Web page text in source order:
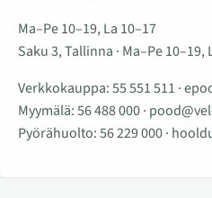
Ma–Pe 10–19, La 10–17
Saku 3, Tallinna · Ma–Pe 10–19,
Verkkokauppa:55 551 511 ·
Myymälä:56 488 000·
Pyörähuolto:56 229 000·